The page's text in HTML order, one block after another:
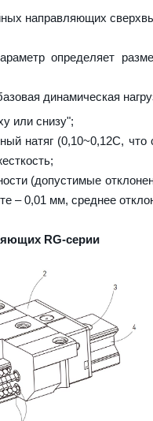
направляющих
определяет
динамическая
или снизу";
натяг (0,10~0,12C,
(допустимые
– 0,01 мм, среднее
RG-серии